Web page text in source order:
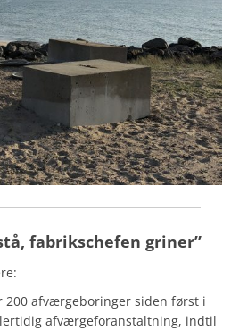
fabrikschefen griner”
200 afværgeboringer siden først i
afværgeforanstaltning, indtil